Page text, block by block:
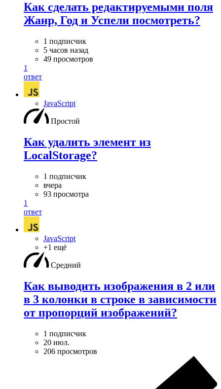
Как сделать редактируемыми поля
Жанр, Год и Успели посмотреть?
1 подписчик
5 часов назад
49 просмотров
1
ответ
JavaScript
Простой
Как удалить элемент из
LocalStorage?
1 подписчик
вчера
93 просмотра
1
ответ
JavaScript
+1 ещё
Средний
Как выводить изображения в 2 или
в 3 колонки в строке в зависимости
от пропорций изображений?
1 подписчик
20 июл.
206 просмотров